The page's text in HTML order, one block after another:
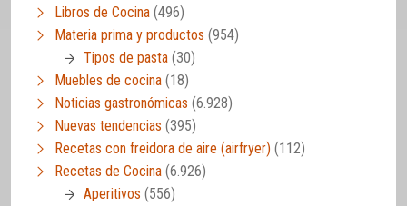
Libros de Cocina (496)
Materia prima y productos (954)
Tipos de pasta (30)
Muebles de cocina (18)
Noticias gastronómicas (6.928)
Nuevas tendencias (395)
Recetas con freidora de aire (airfryer) (112)
Recetas de Cocina (6.926)
Aperitivos (556)